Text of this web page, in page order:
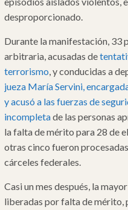
desproporcionado.
Durante la manifestación, 33
arbitraria, acusadas de
terrorismo,y conducidas a
jueza María Servini,
y acusó a las fuerzas de
incompletade las personas
la falta de mérito para 28 de
otras cinco fueron
cárceles federales.
Casi un mes después, la
liberadas por falta de mérito,